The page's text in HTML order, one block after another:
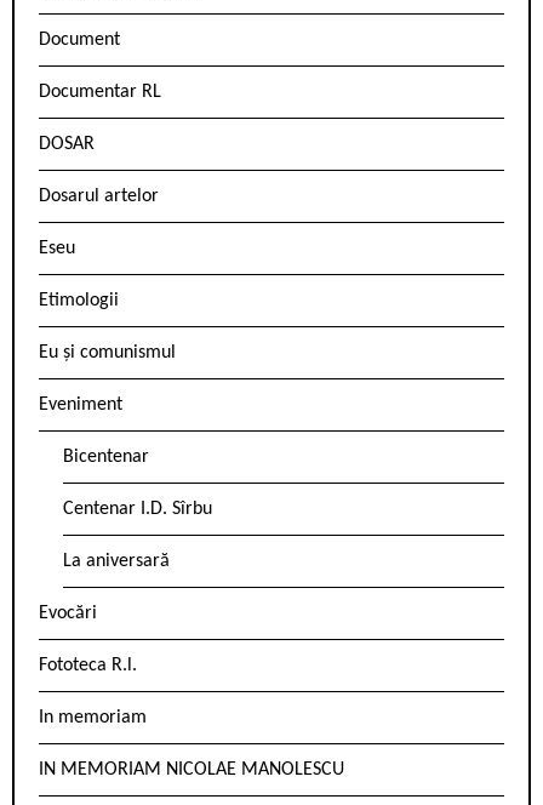
Document
Documentar RL
DOSAR
Dosarul artelor
Eseu
Etimologii
Eu și comunismul
Eveniment
Bicentenar
Centenar I.D. Sîrbu
La aniversară
Evocări
Fototeca R.l.
In memoriam
IN MEMORIAM NICOLAE MANOLESCU